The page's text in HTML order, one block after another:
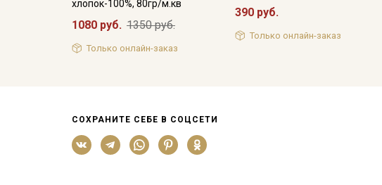
хлопок-100%, 80гр/м.кв
1080 руб. 1350 руб.
Только онлайн-заказ
390 руб.
Только онлайн-заказ
СОХРАНИТЕ СЕБЕ В СОЦСЕТИ